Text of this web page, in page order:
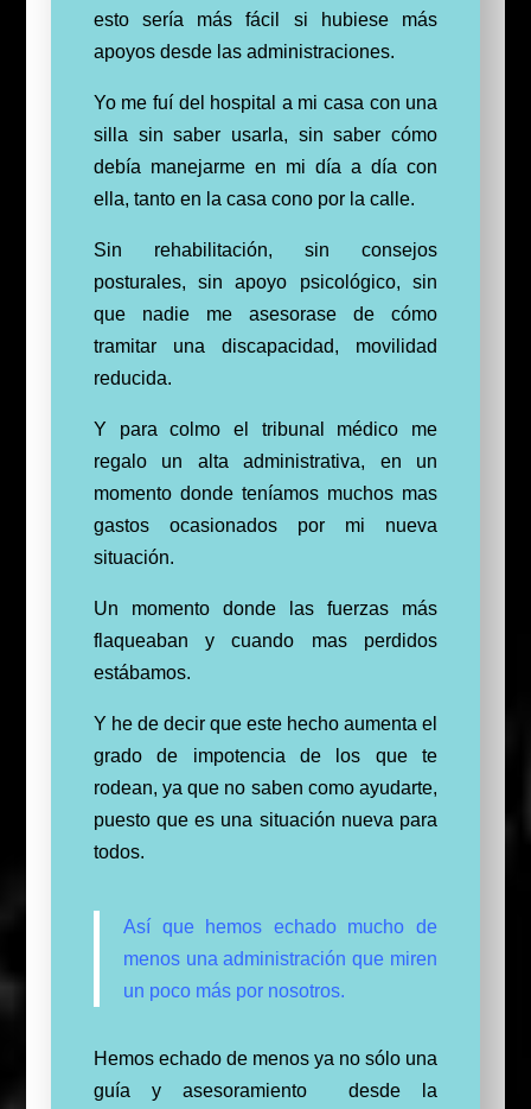
esto sería más fácil si hubiese más
apoyos desde las administraciones.
Yo me fuí del hospital a mi casa con una
silla sin saber usarla, sin saber cómo
debía manejarme en mi día a día con
ella, tanto en la casa cono por la calle.
Sin rehabilitación, sin consejos
posturales, sin apoyo psicológico, sin
que nadie me asesorase de cómo
tramitar una discapacidad, movilidad
reducida.
Y para colmo el tribunal médico me
regalo un alta administrativa, en un
momento donde teníamos muchos mas
gastos ocasionados por mi nueva
situación.
Un momento donde las fuerzas más
flaqueaban y cuando mas perdidos
estábamos.
Y he de decir que este hecho aumenta el
grado de impotencia de los que te
rodean, ya que no saben como ayudarte,
puesto que es una situación nueva para
todos.
Así que hemos echado mucho de
menos una administración que miren
un poco más por nosotros.
Hemos echado de menos ya no sólo una
guía y asesoramiento desde la